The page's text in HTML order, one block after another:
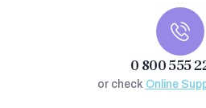
0 800 555
or check Online